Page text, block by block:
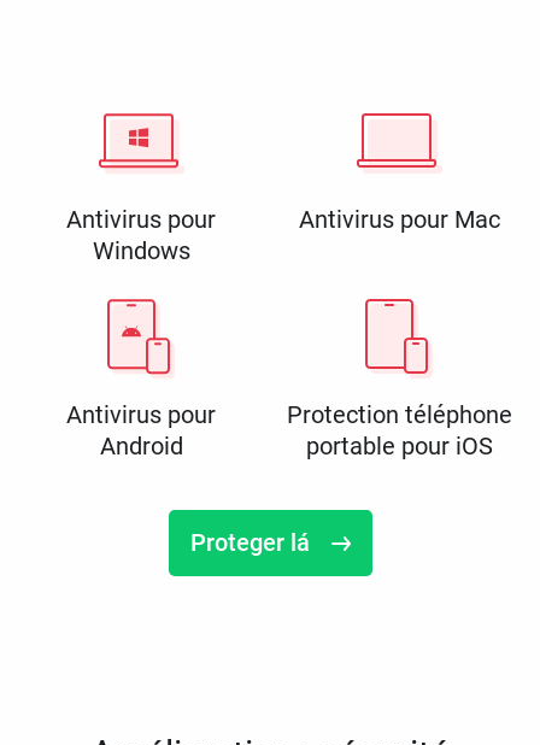
Antivirus pour
Windows
Antivirus pour Mac
Antivirus pour
Android
Protection téléphone
portable pour iOS
Proteger lá